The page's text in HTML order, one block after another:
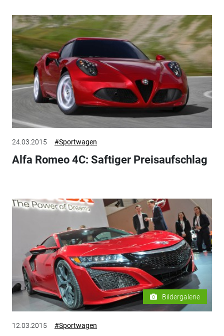
24.03.2015 #Sportwagen
Alfa Romeo 4C: Saftiger Preisaufschlag
Bildergalerie
12.03.2015 #Sportwagen